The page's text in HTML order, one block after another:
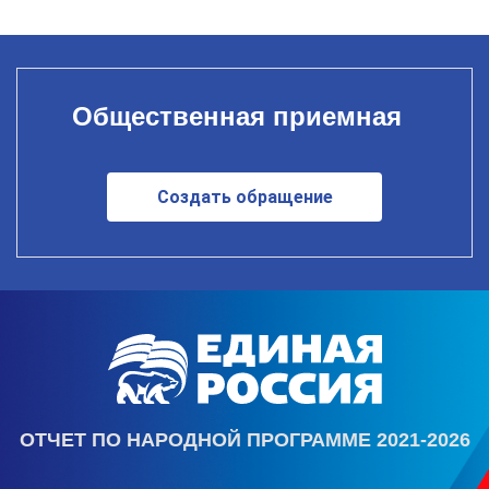
Общественная приемная
Создать обращение
ОТЧЕТ ПО НАРОДНОЙ ПРОГРАММЕ 2021-2026